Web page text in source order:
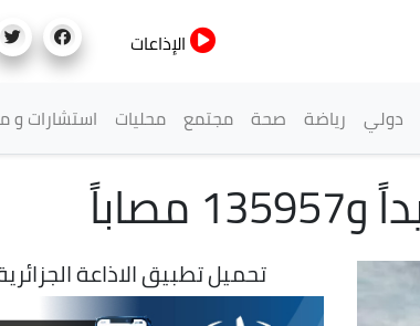
الإذاعات
دولي رياضة صحة مجتمع محليات استشارات و
تحميل تطبيق الاذاعة